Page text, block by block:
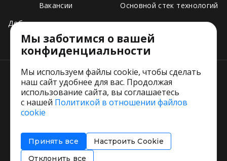
Вакансии
Добавить свое заведение
Тарифы
Основной стек технологий
Пользовательское соглашение
Соглашение об информировании
Политика использования cookies
Мы заботимся о вашей
конфиденциальности
Мы используем файлы cookie, чтобы сделать
наш сайт удобнее для вас. Продолжая
использование сайта, вы соглашаетесь
с нашей Политикой в отношении файлов
cookie
Принять все
Настроить Cookie
Отклонить все